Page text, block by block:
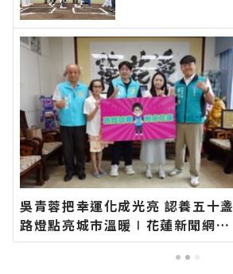
吳青蓉把幸運化成光亮 認養五十盞
路燈點亮城市溫暖∣花蓮新聞網官
方網站各類新聞－最快速的今日新
聞報導 最新的在地資訊！